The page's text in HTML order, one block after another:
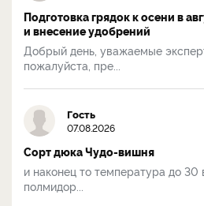
Подготовка грядок к осени в
и внесение удобрений
Добрый день, уважаемые
пожалуйста, пре...
Гость
07.08.2026
Сорт дюка Чудо-вишня
и наконец то температура до 30
полмидор...